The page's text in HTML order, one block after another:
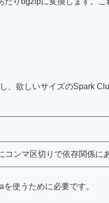
、欲しいサイズのSpark
コンマ区切りで依存関係に
を使うために必要です。